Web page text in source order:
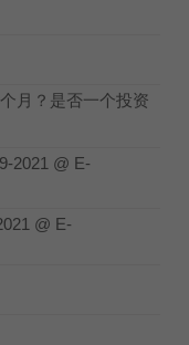
月？是否一个投资
2021 @ E-
@ E-